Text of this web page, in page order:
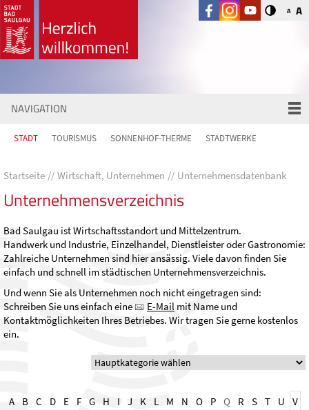
A A
NAVIGATION
STADT TOURISMUS SONNENHOF-THERME STADTWERKE
Startseite Wirtschaft, Unternehmen Unternehmensdatenbank
Unternehmensverzeichnis
Bad Saulgau ist Wirtschaftsstandort und Mittelzentrum.
Handwerk und Industrie, Einzelhandel, Dienstleister oder Gastronomie:
Zahlreiche Unternehmen sind hier ansässig. Viele davon finden Sie
einfach und schnell im städtischen Unternehmensverzeichnis.
Und wenn Sie als Unternehmen noch nicht eingetragen sind:
Schreiben Sie uns einfach eine
E-Mail mit Name und
Kontaktmöglichkeiten Ihres Betriebes. Wir tragen Sie gerne kostenlos
ein.
A B C D E F G H I J K L M N O P Q R S T U
V